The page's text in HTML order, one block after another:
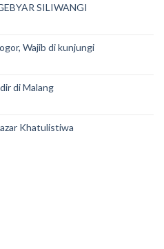
SILIWANGI
Wajib di kunjungi
di Malang
Khatulistiwa